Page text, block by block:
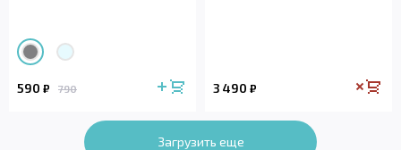
590 ₽ 790 3 490 ₽
Загрузить еще